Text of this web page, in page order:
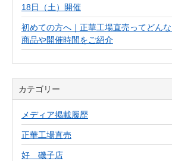
18日（土）開催
初めての方へ｜正華工場直売ってどん
商品や開催時間をご紹介
カテゴリー
メディア掲載履歴
正華工場直売
好 磯子店